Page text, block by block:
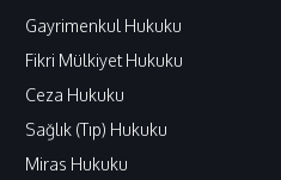
Gayrimenkul Hukuku
Fikri Mülkiyet Hukuku
Ceza Hukuku
Sağlık (Tıp) Hukuku
Miras Hukuku